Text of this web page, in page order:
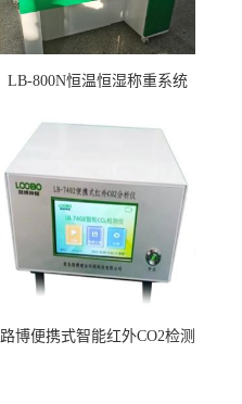
LB-800N恒温恒湿称重系统
路博便携式智能红外CO2检测